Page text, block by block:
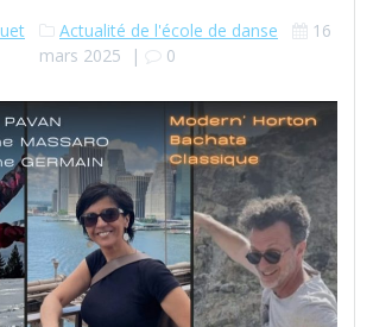
Actualité de l'école de danse
16
mars 2025 | 0